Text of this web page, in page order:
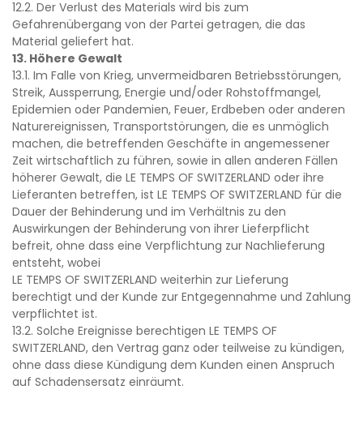
12.2. Der Verlust des Materials wird bis zum
Gefahrenübergang von der Partei getragen, die das
Material geliefert hat.
13. Höhere Gewalt
13.1. Im Falle von Krieg, unvermeidbaren Betriebsstörungen,
Streik, Aussperrung, Energie und/oder Rohstoffmangel,
Epidemien oder Pandemien, Feuer, Erdbeben oder anderen
Naturereignissen, Transportstörungen, die es unmöglich
machen, die betreffenden Geschäfte in angemessener
Zeit wirtschaftlich zu führen, sowie in allen anderen Fällen
höherer Gewalt, die LE TEMPS OF SWITZERLAND oder ihre
Lieferanten betreffen, ist LE TEMPS OF SWITZERLAND für die
Dauer der Behinderung und im Verhältnis zu den
Auswirkungen der Behinderung von ihrer Lieferpflicht
befreit, ohne dass eine Verpflichtung zur Nachlieferung
entsteht, wobei
LE TEMPS OF SWITZERLAND weiterhin zur Lieferung
berechtigt und der Kunde zur Entgegennahme und Zahlung
verpflichtet ist.
13.2. Solche Ereignisse berechtigen LE TEMPS OF
SWITZERLAND, den Vertrag ganz oder teilweise zu kündigen,
ohne dass diese Kündigung dem Kunden einen Anspruch
auf Schadensersatz einräumt.